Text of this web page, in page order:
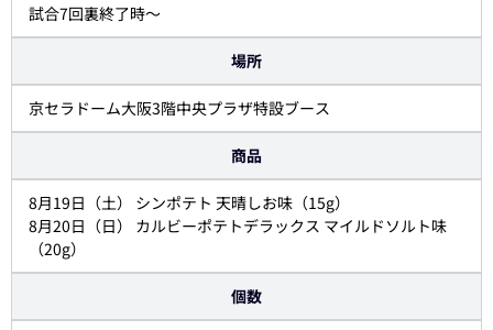
試合7回裏終了時～
場所
京セラドーム大阪3階中央プラザ特設ブース
商品
8月19日（土） シンポテト 天晴しお味（15g）
8月20日（日） カルビーポテトデラックス マイルドソルト味
（20g）
個数